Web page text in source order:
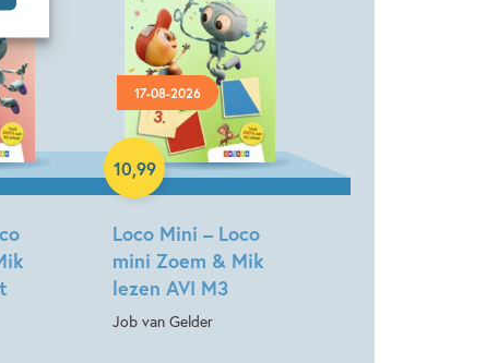
17-08-2026
Loco Mini – Loco
mini Zoem & Mik
lezen AVI M3
Job van Gelder
10,99
Paperback